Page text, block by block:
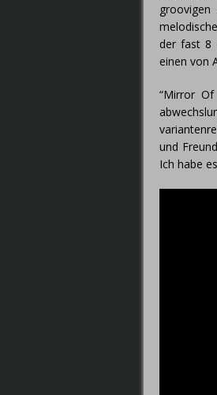
der fast 8
einen von
“Mirror
und
Ich habe